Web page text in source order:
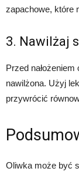
zapachowe, które
3. Nawilżaj
Przed
nawilżona. Użyj
przywrócić
Oliwka może być